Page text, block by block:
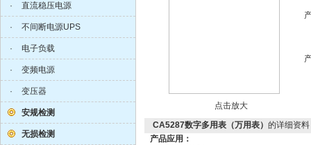
· 直流稳压电源
· 不间断电源UPS
· 电子负载
· 变频电源
· 变压器
安规检测
无损检测
点击放大
CA5287数字多用表（万用表） 的详细资
产品应用：